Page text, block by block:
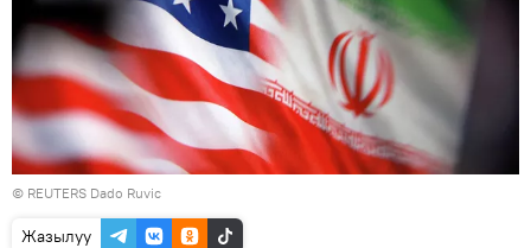
© REUTERS Dado Ruvic
Жазылуу